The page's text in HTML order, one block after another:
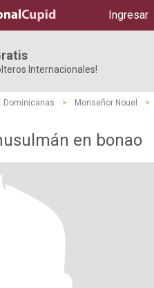
Ingresar
Internacionales!
Dominicanas > Monseñor Nouel
>
en bonao